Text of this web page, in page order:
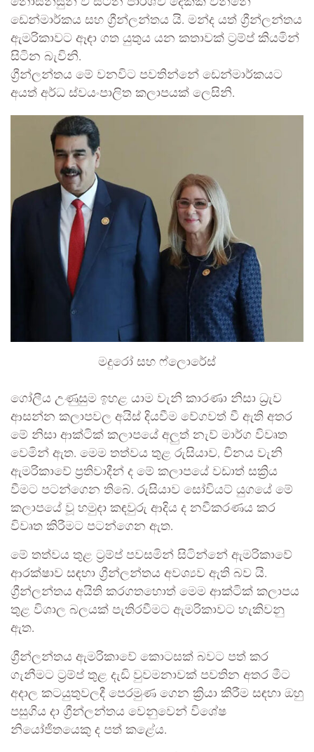
ඩෙන්මාර්කය සහ ග්‍රීන්ලන්තය යි. මන්ද යත් ග්‍රීන්ලන්තය
ඇමරිකාවට ඈඳා ගත යුතුය යන කතාවක් ට්‍රම්ප් කියමින්
සිටින බැවිනි.
ග්‍රීන්ලන්තය මේ වනවිට පවතින්නේ ඩෙන්මාර්කයට
අයත් අර්ධ ස්වයංපාලිත කලාපයක් ලෙසිනි.
මදුරෝ සහ ෆ්ලොරේස්
ගෝලීය උණුසුම ඉහළ යාම වැනි කාරණා නිසා ධ්‍රැව
ආසන්න කලාපවල අයිස් දියවීම වේගවත් වී ඇති අතර
මේ නිසා ආක්ටික් කලාපයේ අලුත් නැව් මාර්ග විවෘත
වෙමින් ඇත. මෙම තත්වය තුළ රුසියාව, චීනය වැනි
ඇමරිකාවේ ප්‍රතිවාදීන් ද මේ කලාපයේ වඩාත් සක්‍රිය
වීමට පටන්ගෙන තිබේ. රුසියාව සෝවියට් යුගයේ මේ
කලාපයේ වූ හමුදා කඳවුරු ආදිය ද නවීකරණය කර
විවෘත කිරීමට පටන්ගෙන ඇත.
මේ තත්වය තුළ ට්‍රම්ප් පවසමින් සිටින්නේ ඇමරිකාවේ
ආරක්ෂාව සඳහා ග්‍රීන්ලන්තය අවශ්‍යව ඇති බව යි.
ග්‍රීන්ලන්තය අයිති කරගතහොත් මෙම ආක්ටික් කලාපය
තුළ විශාල බලයක් පැතිරවීමට ඇමරිකාවට හැකිවනු
ඇත.
ග්‍රීන්ලන්තය ඇමරිකාවේ කොටසක් බවට පත් කර
ගැනීමට ට්‍රම්ප් තුළ දැඩි වුවමනාවක් පවතින අතර මීට
අදාල කටයුතුවලදී පෙරමුණ ගෙන ක්‍රියා කිරීම සඳහා ඔහු
පසුගිය දා ග්‍රීන්ලන්තය වෙනුවෙන් විශේෂ
නියෝජිතයෙකු ද පත් කළේය.